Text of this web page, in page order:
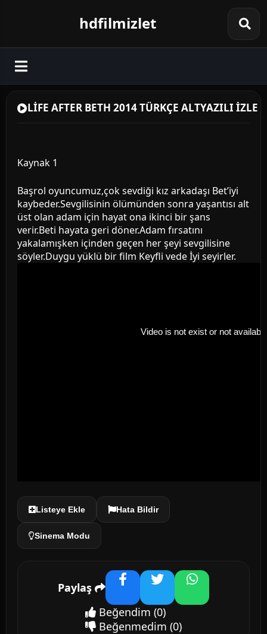
hdfilmizlet
LİFE AFTER BETH 2014 TÜRKÇE ALTYAZILI İZLE
Kaynak 1
Başrol oyuncumuz,çok sevdiği kız arkadaşı Bet’iyi
kaybeder.Sevgilisinin ölümünden sonra yaşantısı alt
üst olan adam için hayat ona ikinci bir şans
verir.Beti hayata geri döner.Adam fırsatını
yakalamışken içinden geçen her şeyi sevgilisine
söyler.Duygu yüklü bir film Keyfli vede İyi seyirler.
Listeye Ekle Hata Bildir
Sinema Modu
Paylaş FacebookTwitterWhatsApp
Beğendim (0)
Beğenmedim (0)